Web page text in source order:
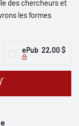
des chercheurs et
les formes
ePub 22,00 $